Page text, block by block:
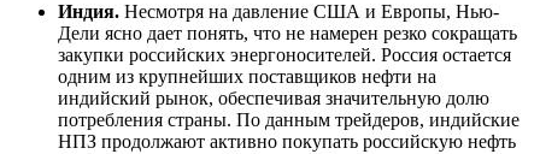
Индия. Несмотря на давление США и Европы, Нью-
Дели ясно дает понять, что не намерен резко сокращать
закупки российских энергоносителей. Россия остается
одним из крупнейших поставщиков нефти на
индийский рынок, обеспечивая значительную долю
потребления страны. По данным трейдеров, индийские
НПЗ продолжают активно покупать российскую нефть